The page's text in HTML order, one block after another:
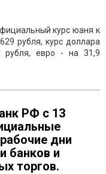
курс юаня к
рубля, курс доллара
рубля, евро - на 31,9
РФ с 13
дни
банков и
торгов.